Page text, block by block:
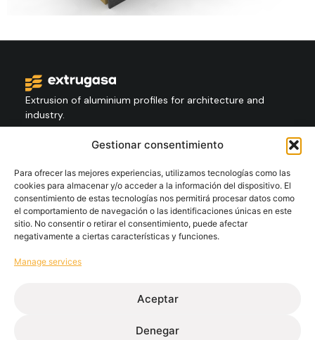
Gestionar consentimiento
Para ofrecer las mejores experiencias, utilizamos tecnologías como las
cookies para almacenar y/o acceder a la información del dispositivo. El
consentimiento de estas tecnologías nos permitirá procesar datos como
el comportamiento de navegación o las identificaciones únicas en este
sitio. No consentir o retirar el consentimiento, puede afectar
negativamente a ciertas características y funciones.
Manage services
Aceptar
Denegar
Extrusion of aluminium profiles for architecture and
industry.
+34 986 564 009
Follow
ExtrugasaIndustry